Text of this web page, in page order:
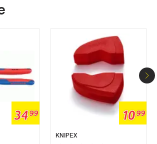
3499 1099
KNIPEX